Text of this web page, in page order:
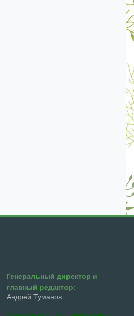
Генеральный директор и
главный редактор:
Андрей Туманов